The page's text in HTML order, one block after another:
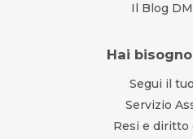
Il Blog
Hai
Segui il
Servizio
Resi e diritto